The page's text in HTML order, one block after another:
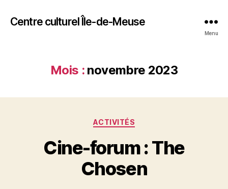
Centre culturel Île-de-Meuse
Menu
Mois : novembre 2023
Catégories
ACTIVITÉS
Cine-forum : The
Chosen